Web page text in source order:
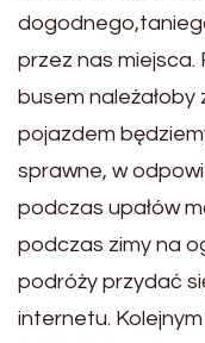
przez nas
busem
pojazdem
sprawne, w
podczas upałów
podczas zimy na
podróży przydać
internetu.